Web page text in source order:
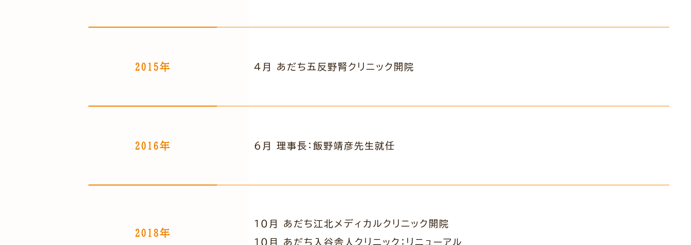
2015年 4月 あだち五反野腎クリニック開院
2016年 6月 理事長：飯野靖彦先生就任
2018年
10月 あだち江北メディカルクリニック開院
10月 あだち入谷舎人クリニック：リニューアル